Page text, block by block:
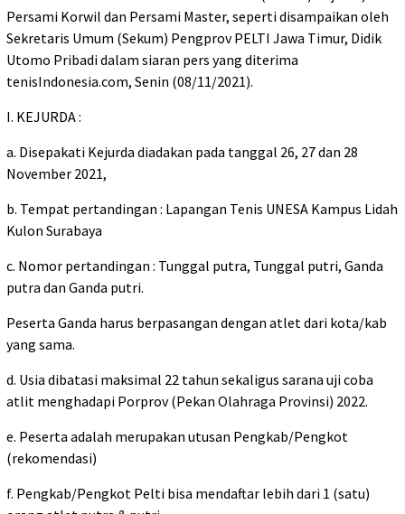
Persami Korwil dan Persami Master, seperti disampaikan oleh
Sekretaris Umum (Sekum) Pengprov PELTI Jawa Timur, Didik
Utomo Pribadi dalam siaran pers yang diterima
tenisIndonesia.com, Senin (08/11/2021).
I. KEJURDA :
a. Disepakati Kejurda diadakan pada tanggal 26, 27 dan 28
November 2021,
b. Tempat pertandingan : Lapangan Tenis UNESA Kampus Lidah
Kulon Surabaya
c. Nomor pertandingan : Tunggal putra, Tunggal putri, Ganda
putra dan Ganda putri.
Peserta Ganda harus berpasangan dengan atlet dari kota/kab
yang sama.
d. Usia dibatasi maksimal 22 tahun sekaligus sarana uji coba
atlit menghadapi Porprov (Pekan Olahraga Provinsi) 2022.
e. Peserta adalah merupakan utusan Pengkab/Pengkot
(rekomendasi)
f. Pengkab/Pengkot Pelti bisa mendaftar lebih dari 1 (satu)